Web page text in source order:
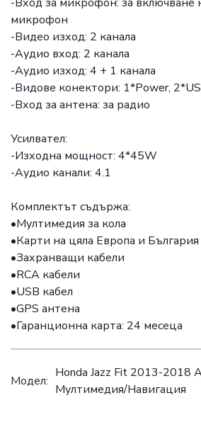
микрофон
-Видео изход: 2 канала
-Аудио вход: 2 канала
-Аудио изход: 4 + 1 канала
-Видове конектори: 1*Power,
-Вход за антена: за радио
Усилвател:
-Изходна мощност: 4*45W
-Аудио канали: 4.1
Комплектът съдържа:
•Мултимедия за кола
•Карти на цяла Европа и
•Захранващи кабели
•RCA кабели
•USB кабел
•GPS антена
•Гаранционна карта: 24 месеца
Модел:
Honda Jazz Fit 2013-2018
Mултимедия/Навигация